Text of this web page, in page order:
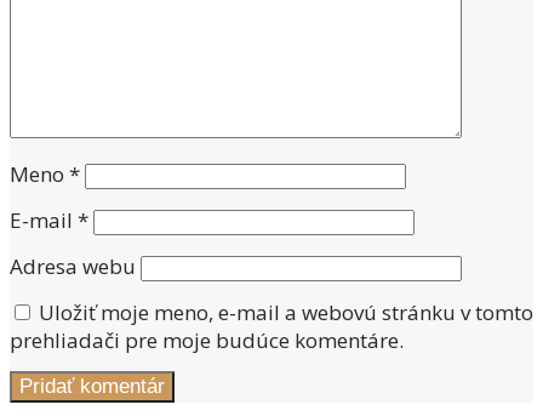
Meno *
E-mail *
Adresa webu
Uložiť moje meno, e-mail a webovú stránku v tomto
prehliadači pre moje budúce komentáre.